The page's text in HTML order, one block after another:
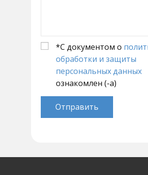
*С документом о
обработки и защиты
персональных данных
ознакомлен (-а)
Отправить